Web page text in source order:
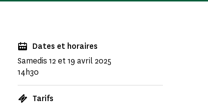
Dates et horaires
Samedis 12 et 19 avril 2025
14h30
Tarifs